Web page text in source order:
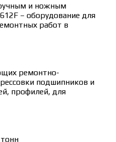
и ножным
– оборудование для
работ в
ремонтно-
подшипников и
профилей, для